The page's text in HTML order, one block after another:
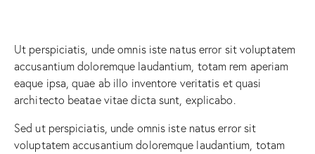
Ut perspiciatis, unde omnis iste natus error sit voluptatem
accusantium doloremque laudantium, totam rem aperiam
eaque ipsa, quae ab illo inventore veritatis et quasi
architecto beatae vitae dicta sunt, explicabo.
Sed ut perspiciatis, unde omnis iste natus error sit
voluptatem accusantium doloremque laudantium, totam